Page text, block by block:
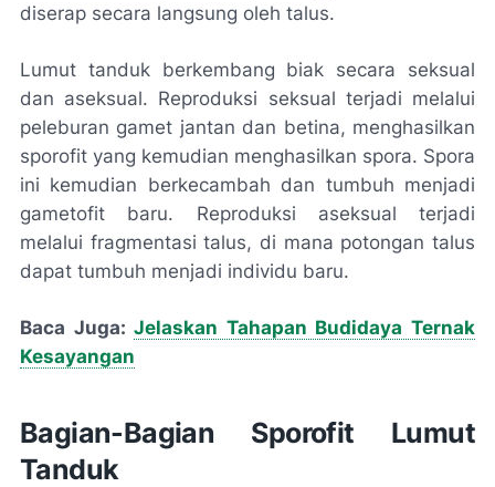
diserap secara langsung oleh talus.
Lumut tanduk berkembang biak secara seksual
dan aseksual. Reproduksi seksual terjadi melalui
peleburan gamet jantan dan betina, menghasilkan
sporofit yang kemudian menghasilkan spora. Spora
ini kemudian berkecambah dan tumbuh menjadi
gametofit baru. Reproduksi aseksual terjadi
melalui fragmentasi talus, di mana potongan talus
dapat tumbuh menjadi individu baru.
Baca Juga:Jelaskan Tahapan Budidaya Ternak
Kesayangan
Bagian-Bagian Sporofit Lumut
Tanduk